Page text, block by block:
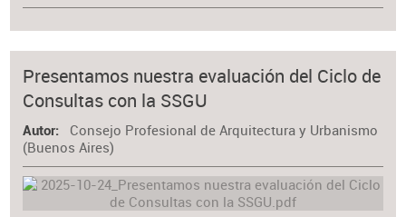
Presentamos nuestra evaluación del Ciclo de
Consultas con la SSGU
Autor
Consejo Profesional de Arquitectura y Urbanismo
(Buenos Aires)